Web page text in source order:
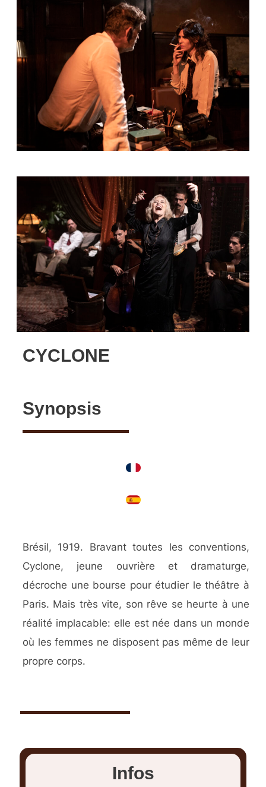
CYCLONE
Synopsis
Brésil, 1919. Bravant toutes les conventions,
Cyclone, jeune ouvrière et dramaturge,
décroche une bourse pour étudier le théâtre à
Paris. Mais très vite, son rêve se heurte à une
réalité implacable: elle est née dans un monde
où les femmes ne disposent pas même de leur
propre corps.
Infos